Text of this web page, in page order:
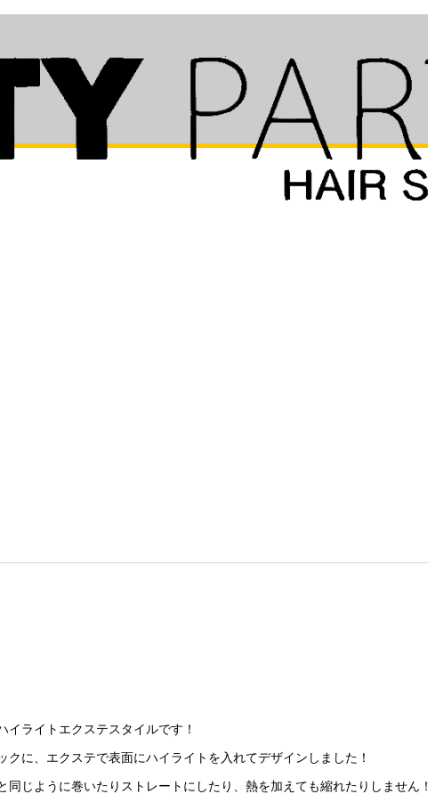
ライトエクステスタイルです！
に、エクステで表面にハイライトを入れてデザインしました！
じように巻いたりストレートにしたり、熱を加えても縮れたりしません！